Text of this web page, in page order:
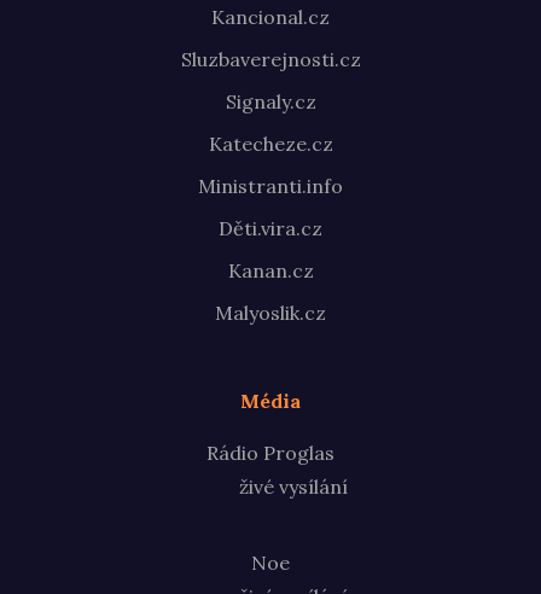
Kancional.cz
Sluzbaverejnosti.cz
Signaly.cz
Katecheze.cz
Ministranti.info
Děti.vira.cz
Kanan.cz
Malyoslik.cz
Média
Rádio Proglas
živé vysílání
Noe